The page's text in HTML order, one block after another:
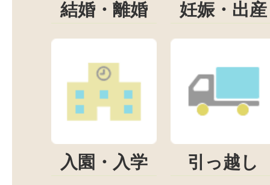
結婚・離婚 妊娠・出産
入園・入学 引っ越し